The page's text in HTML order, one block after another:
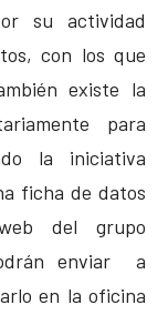
su actividad
con los que
existe la
para
la iniciativa
ficha de datos
del grupo
enviar a
en la oficina